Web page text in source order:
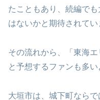
たこともあり、続編で
はないかと期待されてい
その流れから、「東海エ
と予想するファンも多い
大垣市は、城下町なら